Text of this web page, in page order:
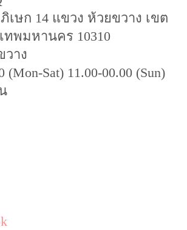
เษก 14 แขวง ห้วยขวาง เขต
ทพมหานคร 10310
วาง
Sat) 11.00-00.00 (Sun)